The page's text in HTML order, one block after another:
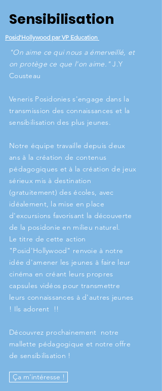
Sensibilisation
Posid'Hollywood par VP Education
"On aime ce qui nous a émerveillé, et
on protège ce que l'on aime."J.Y
Cousteau
Veneris Posidonies s'engage dans la
transmission des connaissances et la
sensibilisation des plus jeunes.
Notre équipe travaille depuis deux
ans à la création de contenus
pédagogiques et à la création de jeux
sérieux mis à destination
(gratuitement) des écoles, avec
idéalement, la mise en place
d'excursions favorisant la découverte
de la posidonie en milieu naturel.
Le titre de cette action
"Posid'Hollywood" renvoie à notre
idée d'amener les jeunes à faire leur
cinéma en créant leurs propres
capsules vidéos pour transmettre
leurs connaissances à d'autres jeunes
! Ils adorent !!
Découvrez prochainement notre
mallette pédagogique et notre offre
de sensibilisation !
Ça m'intéresse !